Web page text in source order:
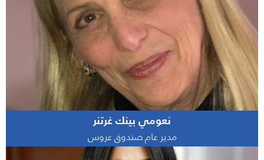
نعومي بينك غرتنر
مدير عام صندوق غروس